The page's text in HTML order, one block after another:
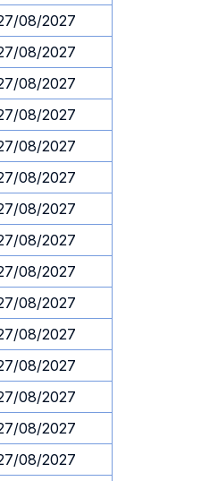
08/2027
08/2027
08/2027
08/2027
08/2027
08/2027
08/2027
08/2027
08/2027
08/2027
08/2027
08/2027
08/2027
08/2027
08/2027